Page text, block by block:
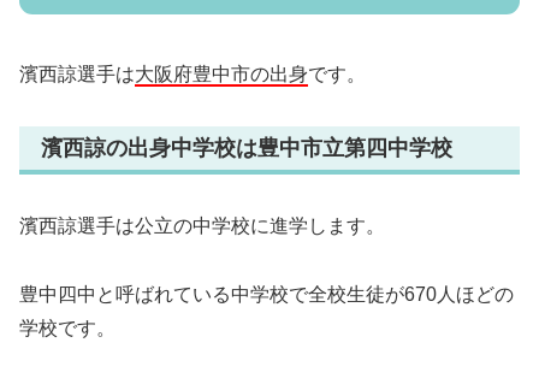
濱西諒選手は大阪府豊中市の出身です。
濱西諒の出身中学校は豊中市立第四中学校
濱西諒選手は公立の中学校に進学します。
豊中四中と呼ばれている中学校で全校生徒が670人ほどの
学校です。